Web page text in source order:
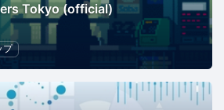
Tokyo (official)
プ